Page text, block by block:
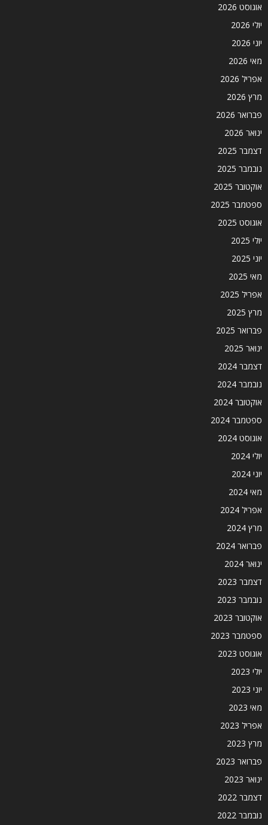
אוגוסט 2026
יולי 2026
יוני 2026
מאי 2026
אפריל 2026
מרץ 2026
פברואר 2026
ינואר 2026
דצמבר 2025
נובמבר 2025
אוקטובר 2025
ספטמבר 2025
אוגוסט 2025
יולי 2025
יוני 2025
מאי 2025
אפריל 2025
מרץ 2025
פברואר 2025
ינואר 2025
דצמבר 2024
נובמבר 2024
אוקטובר 2024
ספטמבר 2024
אוגוסט 2024
יולי 2024
יוני 2024
מאי 2024
אפריל 2024
מרץ 2024
פברואר 2024
ינואר 2024
דצמבר 2023
נובמבר 2023
אוקטובר 2023
ספטמבר 2023
אוגוסט 2023
יולי 2023
יוני 2023
מאי 2023
אפריל 2023
מרץ 2023
פברואר 2023
ינואר 2023
דצמבר 2022
נובמבר 2022